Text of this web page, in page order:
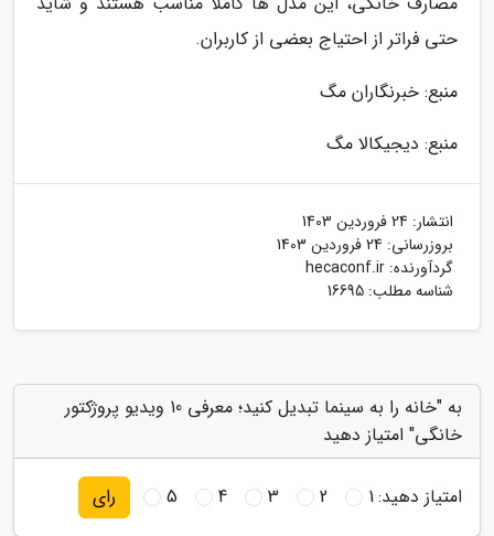
حتی فراتر از احتیاج بعضی از کاربران.
منبع: خبرنگاران مگ
منبع: دیجیکالا مگ
انتشار: 24 فروردین 1403
بروزرسانی: 24 فروردین 1403
گردآورنده: hecaconf.ir
شناسه مطلب: 16695
به "خانه را به سینما تبدیل کنید؛ معرفی 10 ویدیو پروژکتور
خانگی" امتیاز دهید
امتیاز دهید:1
2
3
4
5 رای